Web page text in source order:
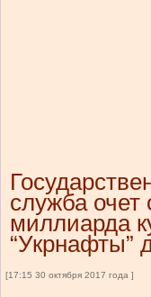
служба очет
миллиарда
“Укрнафты”
[17:15 30 октября 2017 года ]